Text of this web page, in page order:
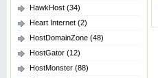
HawkHost (34)
Heart Internet (2)
HostDomainZone (48)
HostGator (12)
HostMonster (88)